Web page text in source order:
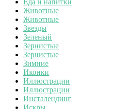
Животные
Животные
Звезды
Зеленый
Зернистые
Зернистые
Зимние
Иконки
Иллюстрации
Иллюстрации
Инсталендинг
Искры